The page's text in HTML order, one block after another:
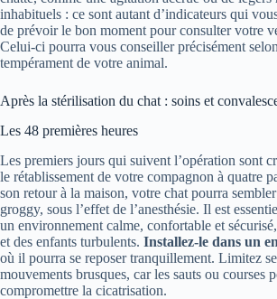
inhabituels : ce sont autant d’indicateurs qui
de prévoir le bon moment pour consulter votre
Celui-ci pourra vous conseiller précisément
tempérament de votre animal.
Après la stérilisation du chat : soins et
Les 48 premières heures
Les premiers jours qui suivent l’opération sont
le rétablissement de votre compagnon à quatre
son retour à la maison, votre chat pourra
groggy, sous l’effet de l’anesthésie. Il est
un environnement calme, confortable et
et des enfants turbulents. Installez-le dans un
où il pourra se reposer tranquillement. Limitez
mouvements brusques, car les sauts ou courses
compromettre la cicatrisation.